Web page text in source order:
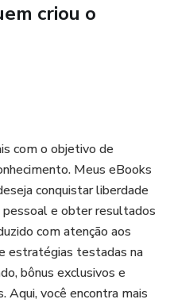
criou o
com o objetivo de
Meus eBooks
conquistar liberdade
pessoal e obter resultados
com atenção aos
estratégias testadas na
bônus exclusivos e
Aqui, você encontra mais